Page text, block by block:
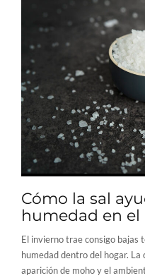
Cómo la sal
humedad en
El invierno trae consigo bajas
humedad dentro del hogar. La
aparición de moho y el